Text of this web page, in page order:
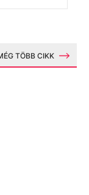
TÖBB CIKK